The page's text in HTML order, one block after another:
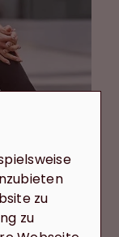
zu
zu